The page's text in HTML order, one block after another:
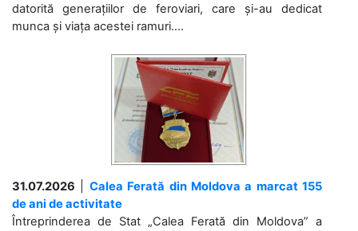
datorită generațiilor de feroviari, care și-au dedicat
munca și viața acestei ramuri....
31.07.2026
Calea Ferată din Moldova a marcat 155
de ani de activitate
Întreprinderea de Stat „Calea Ferată din Moldova” a